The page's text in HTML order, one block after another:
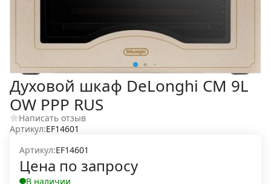
Духовой шкаф DeLonghi CM 9L
OW PPP RUS
Написать отзыв
Артикул:EF14601
Артикул:EF14601
Цена по запросу
В наличии